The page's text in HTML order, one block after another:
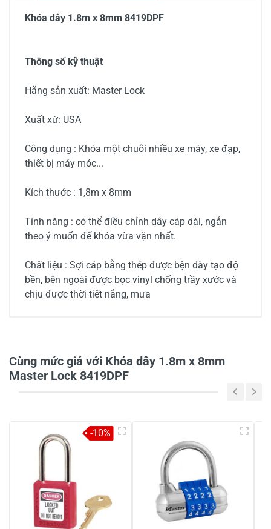
Khóa dây 1.8m x 8mm 8419DPF
Thông số kỹ thuật
Hãng sản xuất: Master Lock
Xuất xứ: USA
Công dụng : Khóa một chuỗi nhiều xe máy, xe đạp,
thiết bị máy móc...
Kích thước : 1,8m x 8mm
Tính năng : có thể điều chỉnh dây cáp dài, ngắn
theo ý muốn để khóa vừa vặn nhất.
Chất liệu : Sợi cáp bằng thép được bện dày tạo độ
bền, bên ngoài được bọc vinyl chống trầy xước và
chịu được thời tiết nắng, mưa
3
2
-
Chia sẻ nhận xét về sản phẩm
Cùng mức giá với Khóa dây 1.8m x 8mm
Master Lock 8419DPF
-10%